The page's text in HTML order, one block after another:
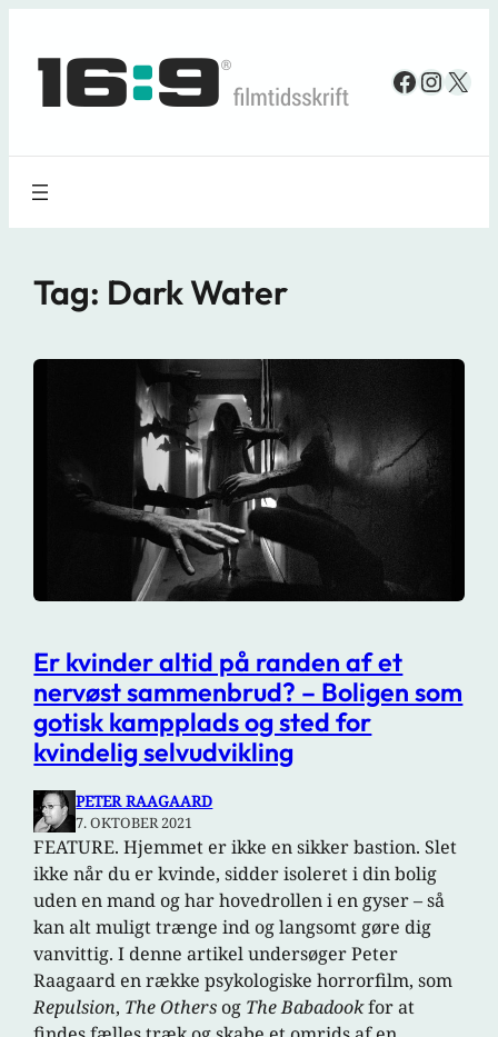
indhold
X
Tag: Dark Water
Er kvinder altid på randen af et
nervøst sammenbrud? – Boligen som
gotisk kampplads og sted for
kvindelig selvudvikling
PETER RAAGAARD
7. OKTOBER 2021
FEATURE. Hjemmet er ikke en sikker bastion. Slet
ikke når du er kvinde, sidder isoleret i din bolig
uden en mand og har hovedrollen i en gyser – så
kan alt muligt trænge ind og langsomt gøre dig
vanvittig. I denne artikel undersøger Peter
Raagaard en række psykologiske horrorfilm, som
Repulsion, The Others og The Babadookfor at